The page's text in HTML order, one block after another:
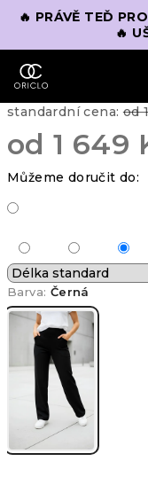
🔥 PRÁVĚ TEĎ
🔥
Barva: Černá
standardní cena: od
od1 649
Měrná
Můžeme doručit do: